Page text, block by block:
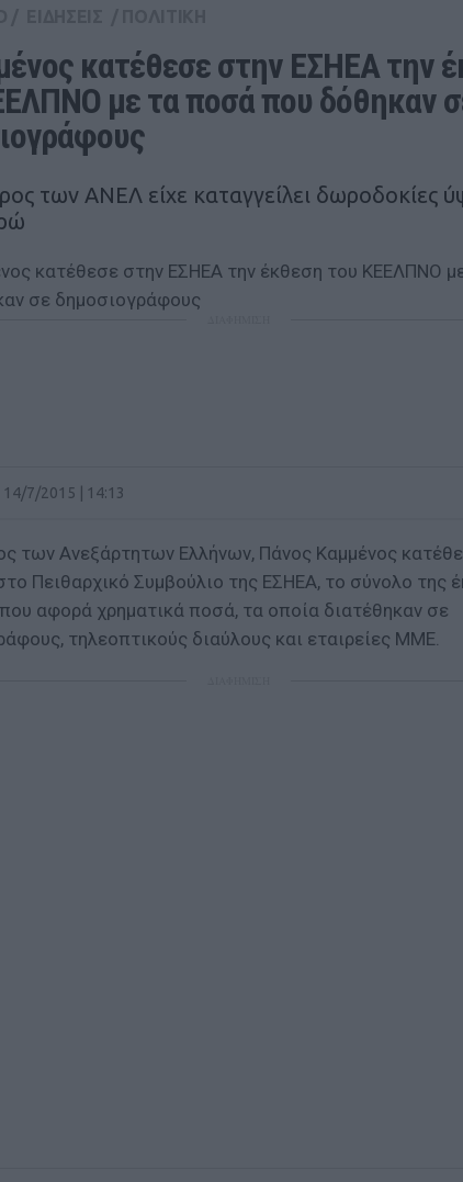
κατέθεσε στην ΕΣΗΕΑ την
με τα ποσά που δόθηκαν
των ΑΝΕΛ είχε καταγγείλει δωροδοκίες
7/2015 | 14:13
των Ανεξάρτητων Ελλήνων, Πάνος Καμμένος
Πειθαρχικό Συμβούλιο της ΕΣΗΕΑ, το σύνολο της
αφορά χρηματικά ποσά, τα οποία διατέθηκαν σε
τηλεοπτικούς διαύλους και εταιρείες ΜΜΕ.